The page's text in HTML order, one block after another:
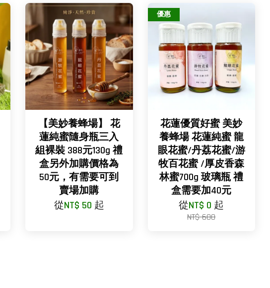
【美妙養蜂場】 花
蓮純蜜隨身瓶三入
組裸裝 388元130g 禮
盒另外加購價格為
50元，有需要可到
賣場加購
從NT$ 50 起
優惠
花蓮優質好蜜 美妙
養蜂場 花蓮純蜜 龍
眼花蜜/丹荔花蜜/游
牧百花蜜 /厚皮香森
林蜜700g 玻璃瓶 禮
盒需要加40元
從NT$ 0起
NT$ 600